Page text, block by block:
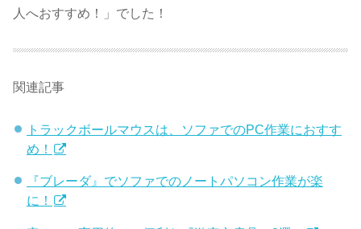
人へおすすめ！」でした！
関連記事
トラックボールマウスは、ソファでのPC作業におすす
め！
『ブレーダ』でソファでのノートパソコン作業が楽
に！